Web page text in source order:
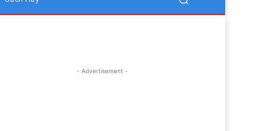
- Advertisement -